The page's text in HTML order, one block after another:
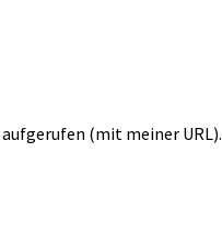
(mit meiner URL).